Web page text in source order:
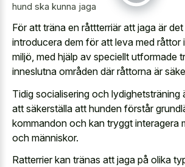
hund ska kunna jaga
För att träna en råttterriär att jaga är
introducera dem för att leva med råttor
miljö, med hjälp av speciellt utformade
inneslutna områden där råttorna är
Tidig socialisering och lydighetsträning
att säkerställa att hunden förstår
kommandon och kan tryggt interagera
och människor.
Ratterrier kan tränas att jaga på olika